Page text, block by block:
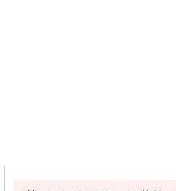
繪圖藝廊